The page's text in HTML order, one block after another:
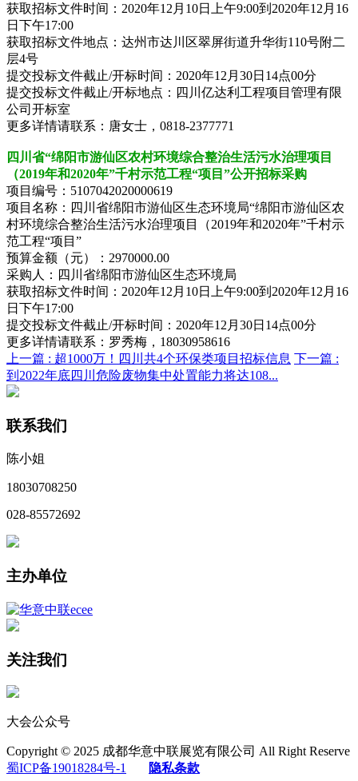
获取招标文件时间：2020年12月10日上午9:00到2020年12月16
日下午17:00
获取招标文件地点：达州市达川区翠屏街道升华街110号附二
层4号
提交投标文件截止/开标时间：2020年12月30日14点00分
提交投标文件截止/开标地点：四川亿达利工程项目管理有限
公司开标室
更多详情请联系：唐女士，0818-2377771
四川省“绵阳市游仙区农村环境综合整治生活污水治理项目
（2019年和2020年”千村示范工程“项目”公开招标采购
项目编号：5107042020000619
项目名称：四川省绵阳市游仙区生态环境局“绵阳市游仙区农
村环境综合整治生活污水治理项目（2019年和2020年”千村示
范工程“项目”
预算金额（元）：2970000.00
采购人：四川省绵阳市游仙区生态环境局
获取招标文件时间：2020年12月10日上午9:00到2020年12月16
日下午17:00
提交投标文件截止/开标时间：2020年12月30日14点00分
更多详情请联系：罗秀梅，18030958616
上一篇 : 超1000万！四川共4个环保类项目招标信息 下一篇 :
到2022年底四川危险废物集中处置能力将达108...
联系我们
陈小姐
18030708250
028-85572692
主办单位
关注我们
大会公众号
Copyright © 2025 成都华意中联展览有限公司 All Right Reserve
蜀ICP备19018284号-1
隐私条款